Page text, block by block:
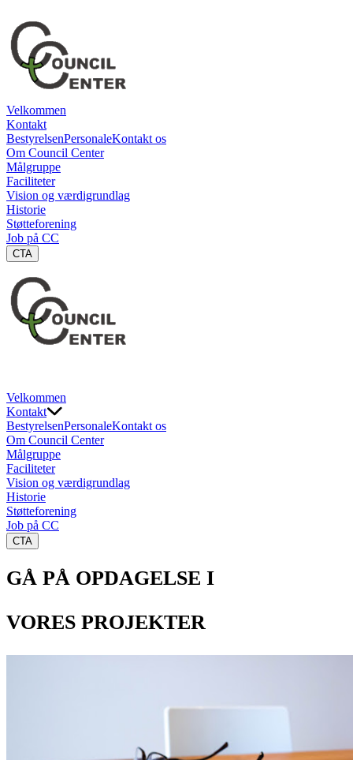
Velkommen
Kontakt
BestyrelsenPersonaleKontakt os
Om Council Center
Målgruppe
Faciliteter
Vision og værdigrundlag
Historie
Støtteforening
Job på CC
CTA
Velkommen
Kontakt
BestyrelsenPersonaleKontakt os
Om Council Center
Målgruppe
Faciliteter
Vision og værdigrundlag
Historie
Støtteforening
Job på CC
CTA
GÅ PÅ OPDAGELSE I
VORES PROJEKTER